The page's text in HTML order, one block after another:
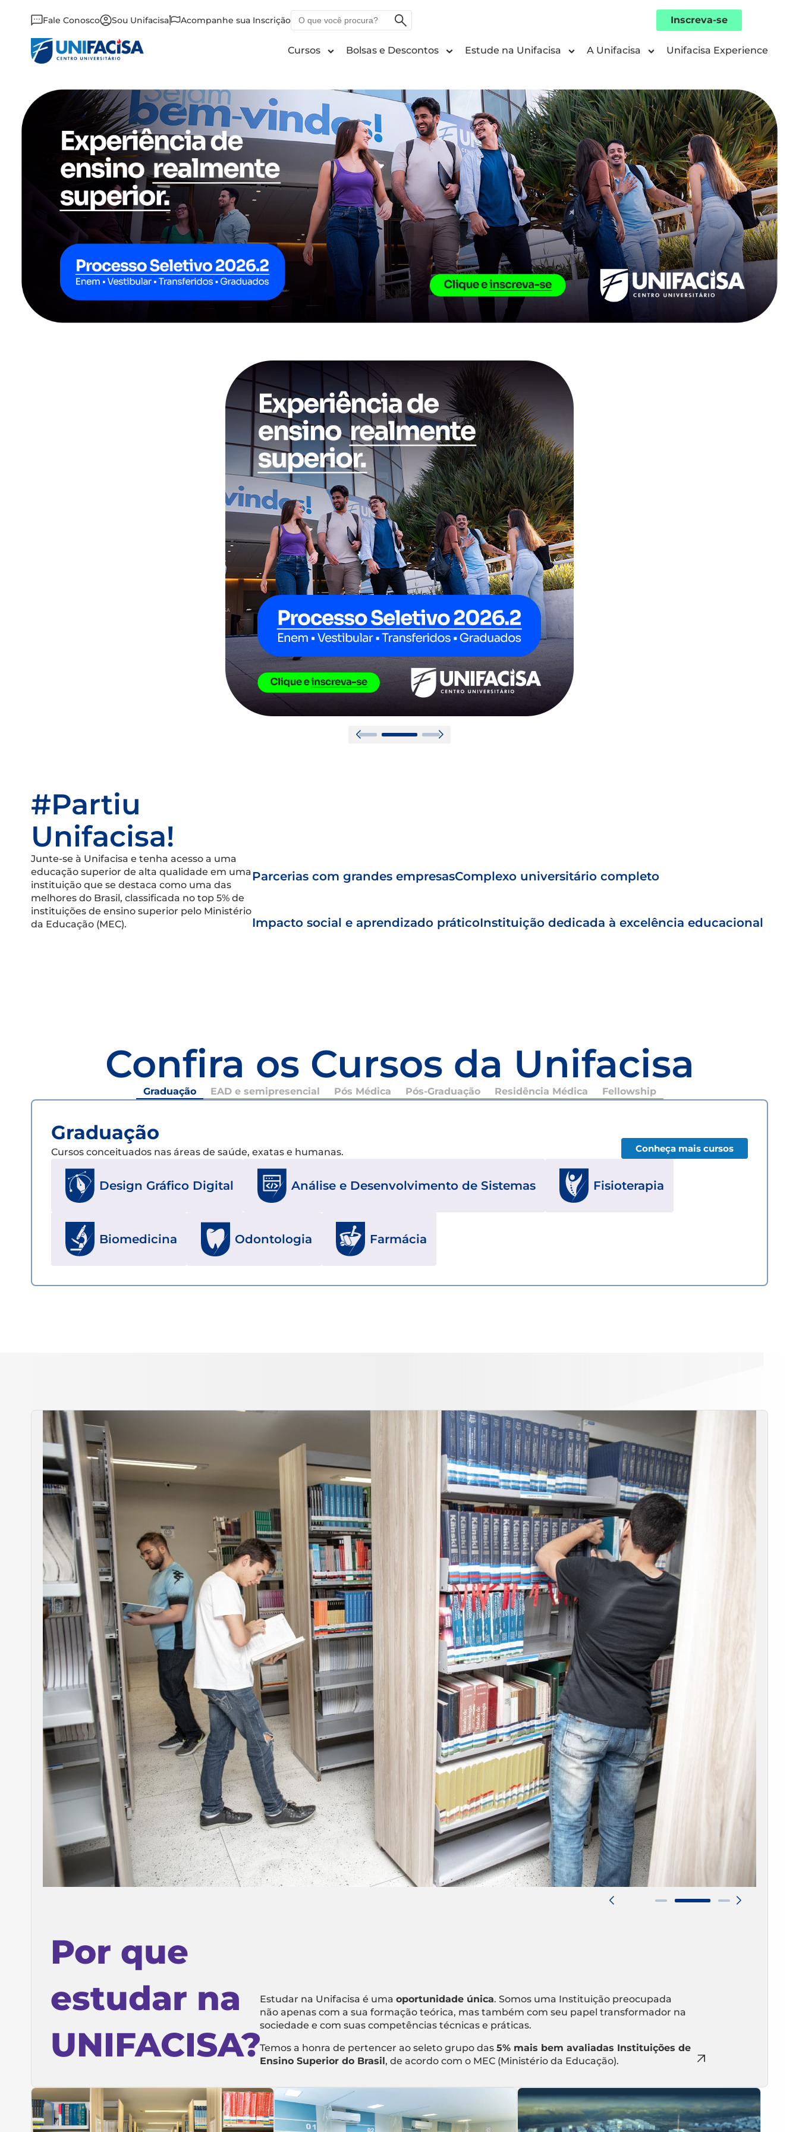
Fale Conosco Sou Unifacisa Acompanhe sua Inscrição
que
procura?
Inscreva-se
Cursos Bolsas e Descontos Estude na Unifacisa A Unifacisa Unifacisa Experience
#Partiu
Unifacisa!
Junte-se à Unifacisa e tenha acesso a uma
educação superior de alta qualidade em uma
instituição que se destaca como uma das
melhores do Brasil, classificada no top 5% de
instituições de ensino superior pelo Ministério
da Educação (MEC).
Parcerias com grandes empresasComplexo universitário completo
Impacto social e aprendizado práticoInstituição dedicada à excelência educacional
Confira os Cursos da Unifacisa
Graduação EAD e semipresencial Pós Médica Pós-Graduação Residência Médica Fellowship
Graduação
Cursos conceituados nas áreas de saúde, exatas e humanas. Conheça mais cursos
Design Gráfico Digital Análise e Desenvolvimento de Sistemas Fisioterapia
Biomedicina Odontologia Farmácia
Por que
estudar na
UNIFACISA?
Estudar na Unifacisa é umaoportunidade única. Somos uma Instituição preocupada
não apenas com a sua formação teórica, mas também com seu papel transformador na
sociedade e com suas competências técnicas e práticas.
Temos a honra de pertencer ao seleto grupo das5% mais bem avaliadas Instituições de
Ensino Superior do Brasil, de acordo com o MEC (Ministério da Educação).